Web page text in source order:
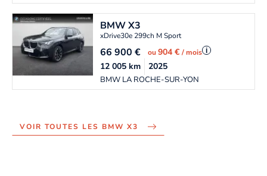
BMWX3
xDrive30e 299ch M Sport
66 900€ ou904 €/ mois i
BMW LA ROCHE-SUR-YON
12 005km 2025
VOIR TOUTES LES BMW X3